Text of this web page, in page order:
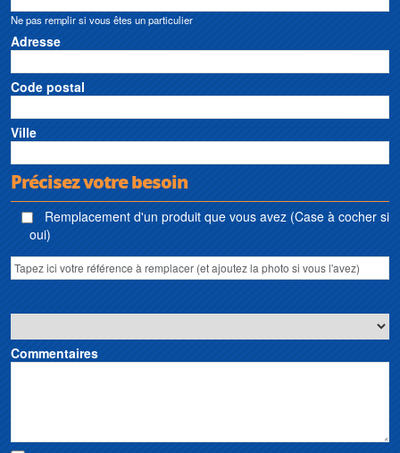
Ne pas remplir si vous êtes un particulier
Adresse
Code postal
Ville
Précisez votre besoin
Remplacement d'un produit que vous avez (Case à cocher si
oui)
Commentaires